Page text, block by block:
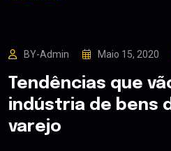
BY-Admin Maio 15, 2020
Tendências que
indústria de bens
varejo